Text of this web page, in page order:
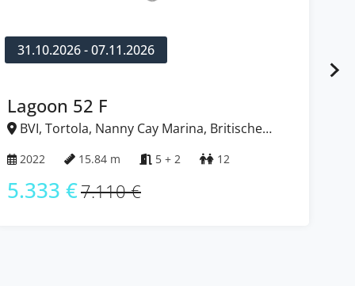
31.10.2026 - 07.11.2026
Lagoon 52 F
BVI, Tortola, Nanny Cay Marina, Britische
2022 15.84 m 5 + 2 12
5.333 €7.110 €